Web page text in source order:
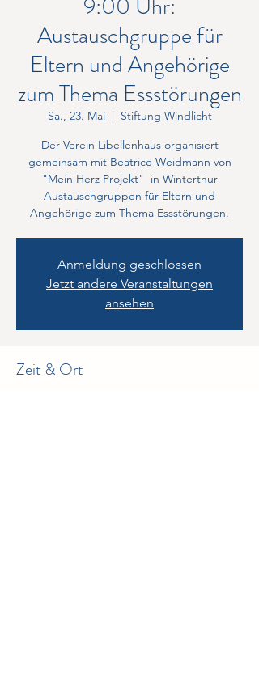
9:00 Uhr:
Austauschgruppe für
Eltern und Angehörige
zum Thema Essstörungen
Sa., 23. Mai
  |
Stiftung Windlicht
Der Verein Libellenhaus organisiert
gemeinsam mit Beatrice Weidmann von
"Mein Herz Projekt" in Winterthur
Austauschgruppen für Eltern und
Angehörige zum Thema Essstörungen.
Anmeldung geschlossen
Jetzt andere Veranstaltungen
ansehen
Zeit & Ort